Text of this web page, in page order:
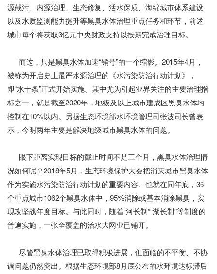
源截污、内源治理、生态修复、活水保质、海绵城市体系建设
以及水质监测能力提升等黑臭水体治理重点任务和环节，前述
城市每个将获取3亿元中央财政支持以按期完成治理目标。
而这，只是黑臭水体加速“销号”的一个缩影。2015年4月，
被称为开启史上最严水源治理的《水污染防治行动计划》，
即“水十条”正式开始实施。其中尤为引起业界关注的主要治理指
标之一，就是截至2020年，地级及以上城市建成区黑臭水体均
控制在10%以内。另据生态环境部水环境管理司张波司长曾表
示，今明两年主要是解决地级城市黑臭水体的问题。
眼下距离实现目标的截止时间不足三个月，黑臭水体治理情
况如何呢？2018年5月，生态环境保护大会把消灭城市黑臭水体
作为实施水污染防治行动计划的重要内容。也就在同年底，36
个重点城市1062个黑臭水体中，95%消除或基本消除黑臭，实
现攻坚战年度目标。与此同时，随着“河长制”“湖长制”等制度的
普遍实施，一张全覆盖的治水大网业已铺开。
尽管黑臭水体治理已取得积极进展，但面临的不平衡、不协
调问题仍然突出。根据生态环境部8月底公布的水环境达标滞后